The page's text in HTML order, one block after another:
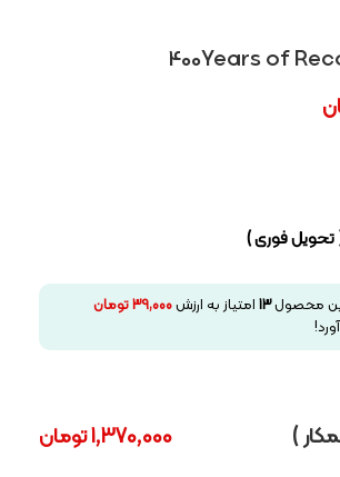
400Years of
تحویل فوری )
محصول13 امتیاز به ارزش39,000تومان
)
1,370,000تومان